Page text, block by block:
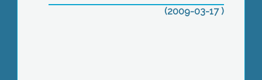
(2009-03-17 )